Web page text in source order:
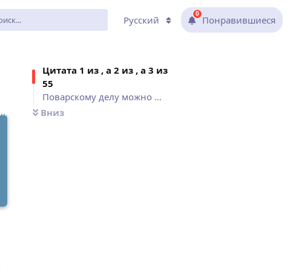
Цитата 1 из , а 2 из , а 3 из
55
Поварскому делу можно научиться, но..., Открытие нового блюда важнее для..., Еда без вина, как день без солнца.
Вниз
Русский
0
Понравившиеся